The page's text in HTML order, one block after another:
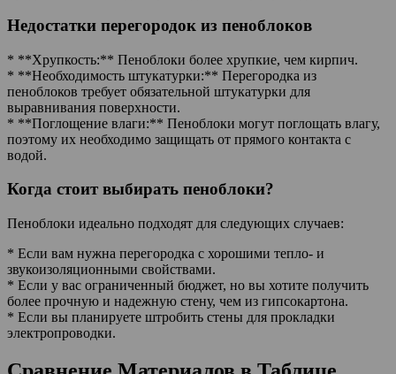
Недостатки перегородок из пеноблоков
* **Хрупкость:** Пеноблоки более хрупкие, чем кирпич.
* **Необходимость штукатурки:** Перегородка из
пеноблоков требует обязательной штукатурки для
выравнивания поверхности.
* **Поглощение влаги:** Пеноблоки могут поглощать влагу,
поэтому их необходимо защищать от прямого контакта с
водой.
Когда стоит выбирать пеноблоки?
Пеноблоки идеально подходят для следующих случаев:
* Если вам нужна перегородка с хорошими тепло- и
звукоизоляционными свойствами.
* Если у вас ограниченный бюджет, но вы хотите получить
более прочную и надежную стену, чем из гипсокартона.
* Если вы планируете штробить стены для прокладки
электропроводки.